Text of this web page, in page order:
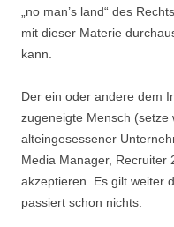
„no man’s land“ des
mit dieser Materie
kann.
Der ein oder andere dem
zugeneigte Mensch (setze
alteingesessener
Media Manager, Recruiter
akzeptieren. Es gilt weiter
passiert schon nichts.